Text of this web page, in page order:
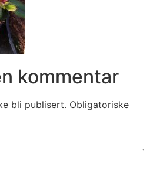
kommentar
bli publisert. Obligatoriske